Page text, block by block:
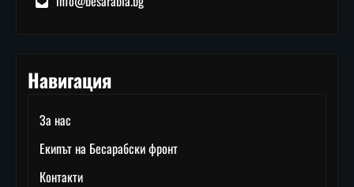
Навигация
За нас
Екипът на Бесарабски фронт
Контакти